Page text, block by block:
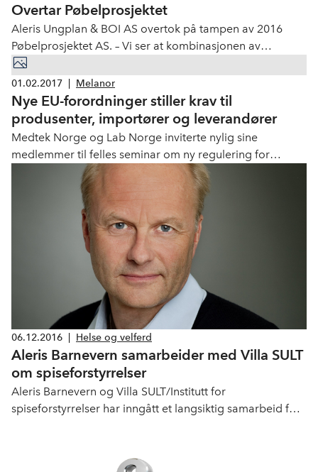
Overtar Pøbelprosjektet
Aleris Ungplan & BOI AS overtok på tampen av 2016
Pøbelprosjektet AS. – Vi ser at kombinasjonen av
Pøbelprosjektet og Aleris vil være et godt utgangspunkt
for videre vekst og utvikling, sier Reidar Holst
Christensen.
01.02.2017 Melanor
Nye EU-forordninger stiller krav til
produsenter, importører og leverandører
Medtek Norge og Lab Norge inviterte nylig sine
medlemmer til felles seminar om ny regulering for
medisinsk- og IVD utstyr. Forordningene stiller nye krav til
markedsaktørene. Petter Alexander Strømme og
Ingeborg Hagerup-Jenssen fra Helsedirektoratet var
tilstede for å informere og svare på spørsmål.
06.12.2016 Helse og velferd
Aleris Barnevern samarbeider med Villa SULT
om spiseforstyrrelser
Aleris Barnevern og Villa SULT/Institutt for
spiseforstyrrelser har inngått et langsiktig samarbeid for